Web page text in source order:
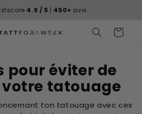
4.9 / 5 | 450+ avis
Panier
pour éviter de
tatouage
ton tatouage avec ces